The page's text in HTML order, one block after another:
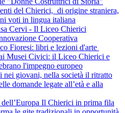
del Chierici, di origine straniera,
voti in lingua italiana
Cervi - Il Liceo Chierici
Cooperativa
Fioresi: libri e lezioni d'arte
Musei Civici: il Liceo Chierici e
l'impegno europeo
nei giovani, nella società il ritratto
domande legate all’età e alla
Il Chierici in prima fila